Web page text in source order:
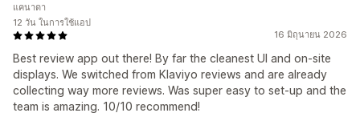
16 มิถุนายน 2026
Best review app out there! By far the cleanest UI and on-site
displays. We switched from Klaviyo reviews and are already
collecting way more reviews. Was super easy to set-up and the
team is amazing. 10/10 recommend!
แคนาดา
12 วัน ในการใช้แอป